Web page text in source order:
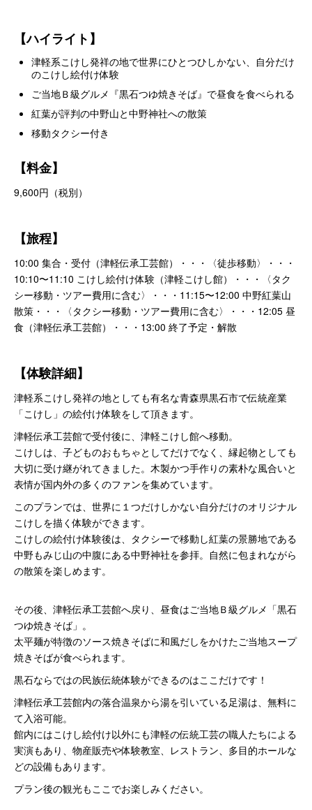
【ハイライト】
津軽系こけし発祥の地で世界にひとつひしかない、自分だけ
のこけし絵付け体験
ご当地Ｂ級グルメ『黒石つゆ焼きそば』で昼食を食べられる
紅葉が評判の中野山と中野神社への散策
移動タクシー付き
【料金】
9,600円（税別）
【旅程】
10:00 集合・受付（津軽伝承工芸館）・・・〈徒歩移動〉・・・
10:10〜11:10 こけし絵付け体験（津軽こけし館）・・・〈タク
シー移動・ツアー費用に含む〉・・・11:15〜12:00 中野紅葉山
散策・・・〈タクシー移動・ツアー費用に含む〉・・・12:05 昼
食（津軽伝承工芸館）・・・13:00 終了予定・解散
【体験詳細】
津軽系こけし発祥の地としても有名な青森県黒石市で伝統産業
「こけし」の絵付け体験をして頂きます。
津軽伝承工芸館で受付後に、津軽こけし館へ移動。
こけしは、子どものおもちゃとしてだけでなく、縁起物としても
大切に受け継がれてきました。木製かつ手作りの素朴な風合いと
表情が国内外の多くのファンを集めています。
このプランでは、世界に１つだけしかない自分だけのオリジナル
こけしを描く体験ができます。
こけしの絵付け体験後は、タクシーで移動し紅葉の景勝地である
中野もみじ山の中腹にある中野神社を参拝。自然に包まれながら
の散策を楽しめます。
その後、津軽伝承工芸館へ戻り、昼食はご当地Ｂ級グルメ「黒石
つゆ焼きそば」。
太平麺が特徴のソース焼きそばに和風だしをかけたご当地スープ
焼きそばが食べられます。
黒石ならではの民族伝統体験ができるのはここだけです！
津軽伝承工芸館内の落合温泉から湯を引いている足湯は、無料に
て入浴可能。
館内にはこけし絵付け以外にも津軽の伝統工芸の職人たちによる
実演もあり、物産販売や体験教室、レストラン、多目的ホールな
どの設備もあります。
プラン後の観光もここでお楽しみください。